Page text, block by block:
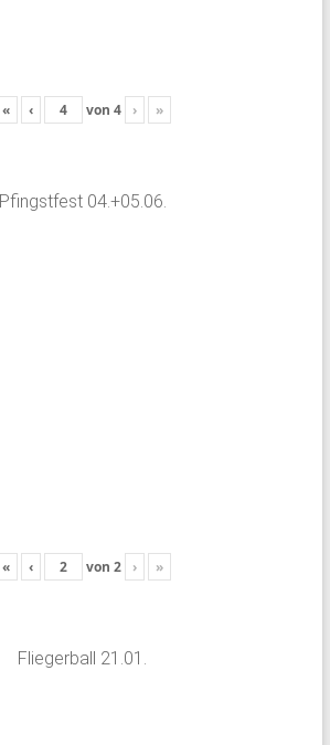
« ‹ von 4 › »
Pfingstfest 04.+05.06.
« ‹ von 2 › »
Fliegerball 21.01.